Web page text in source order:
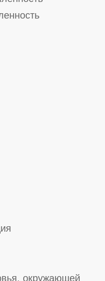
окружающей